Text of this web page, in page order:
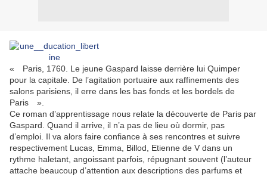
« Paris, 1760. Le jeune Gaspard laisse derrière lui Quimper
pour la capitale. De l’agitation portuaire aux raffinements des
salons parisiens, il erre dans les bas fonds et les bordels de
Paris ».
Ce roman d’apprentissage nous relate la découverte de Paris par
Gaspard. Quand il arrive, il n’a pas de lieu où dormir, pas
d’emploi. Il va alors faire confiance à ses rencontres et suivre
respectivement Lucas, Emma, Billod, Etienne de V dans un
rythme haletant, angoissant parfois, répugnant souvent (l’auteur
attache beaucoup d’attention aux descriptions des parfums et